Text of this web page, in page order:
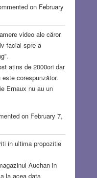
on February
video ale căror
facial spre a
atins de 2000ori dar
corespunzător.
Ernaux nu au un
on February 7,
in ultima propozitie
Auchan in
la acea data